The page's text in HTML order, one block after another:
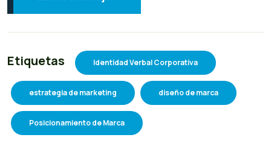
Etiquetas Identidad Verbal Corporativa
estrategia de marketing diseño de marca
Posicionamiento de Marca